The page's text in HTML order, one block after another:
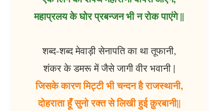
महाप्रलय के घोर प्रबन्जन भी न रोक पाएंगे ||
शब्द-शब्द मेवाड़ी सेनापति का था तूफानी,
शंकर के डमरू में जैसे जागी वीर भवानी |
जिसके कारण मिट्टी भी चन्दन है राजस्थानी,
दोहराता हूँ सुनो रक्त से लिखी हुई क़ुरबानी||